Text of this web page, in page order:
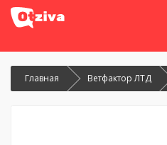
Главная Ветфактор ЛТД